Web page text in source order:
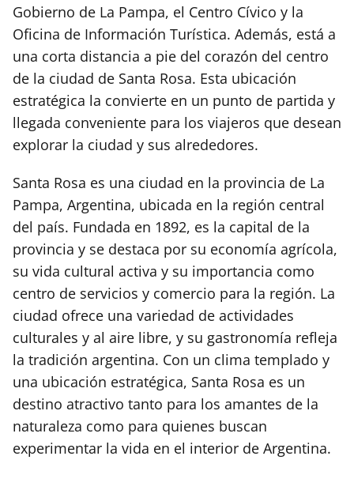
Gobierno de La Pampa, el Centro Cívico y la
Oficina de Información Turística. Además, está a
una corta distancia a pie del corazón del centro
de la ciudad de Santa Rosa. Esta ubicación
estratégica la convierte en un punto de partida y
llegada conveniente para los viajeros que desean
explorar la ciudad y sus alrededores.
Santa Rosa es una ciudad en la provincia de La
Pampa, Argentina, ubicada en la región central
del país. Fundada en 1892, es la capital de la
provincia y se destaca por su economía agrícola,
su vida cultural activa y su importancia como
centro de servicios y comercio para la región. La
ciudad ofrece una variedad de actividades
culturales y al aire libre, y su gastronomía refleja
la tradición argentina. Con un clima templado y
una ubicación estratégica, Santa Rosa es un
destino atractivo tanto para los amantes de la
naturaleza como para quienes buscan
experimentar la vida en el interior de Argentina.